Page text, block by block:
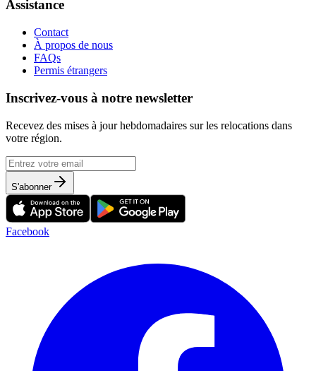
Assistance
Contact
À propos de nous
FAQs
Permis étrangers
Inscrivez-vous à notre newsletter
Recevez des mises à jour hebdomadaires sur les relocations dans
votre région.
S'abonner
Facebook